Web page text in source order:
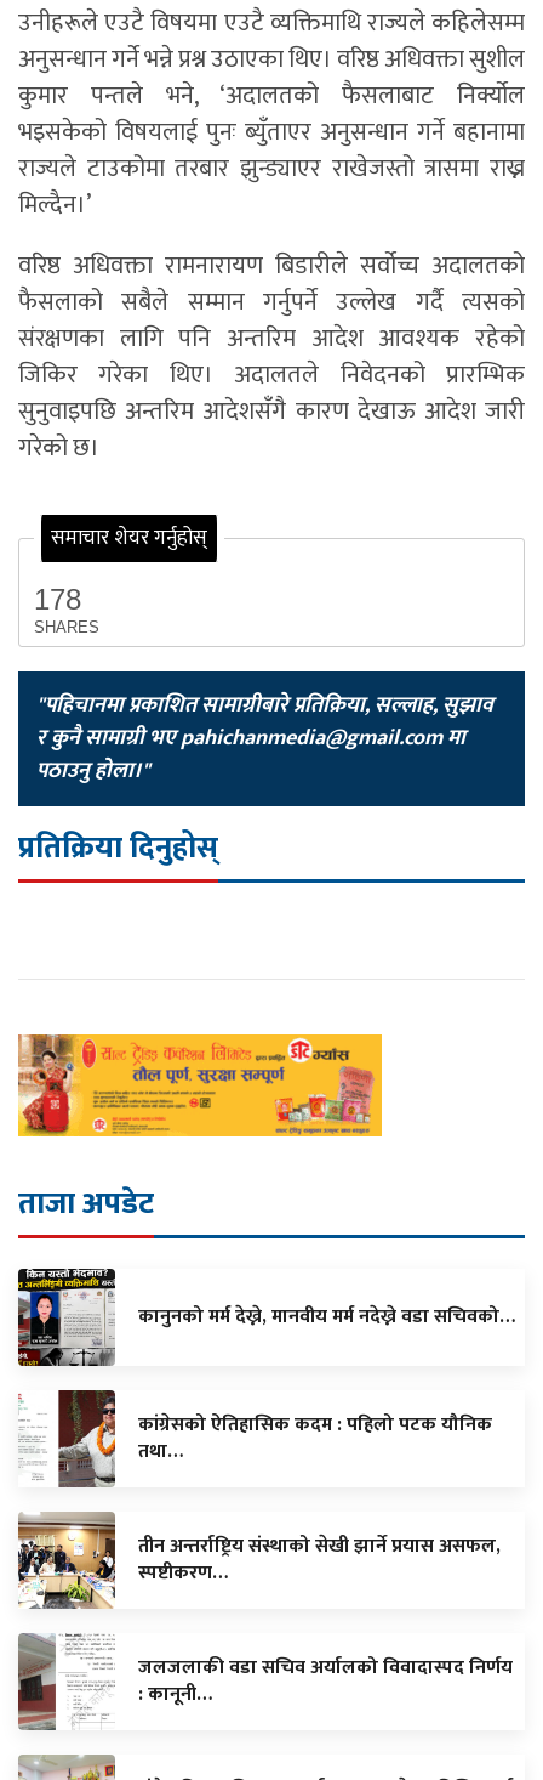
उनीहरूले एउटै विषयमा एउटै व्यक्तिमाथि राज्यले कहिलेसम्म
अनुसन्धान गर्ने भन्ने प्रश्न उठाएका थिए। वरिष्ठ अधिवक्ता सुशील
कुमार पन्तले भने, ‘अदालतको फैसलाबाट निर्क्योल
भइसकेको विषयलाई पुनः ब्युँताएर अनुसन्धान गर्ने बहानामा
राज्यले टाउकोमा तरबार झुन्ड्याएर राखेजस्तो त्रासमा राख्न
मिल्दैन।’
वरिष्ठ अधिवक्ता रामनारायण बिडारीले सर्वोच्च अदालतको
फैसलाको सबैले सम्मान गर्नुपर्ने उल्लेख गर्दै त्यसको
संरक्षणका लागि पनि अन्तरिम आदेश आवश्यक रहेको
जिकिर गरेका थिए। अदालतले निवेदनको प्रारम्भिक
सुनुवाइपछि अन्तरिम आदेशसँगै कारण देखाऊ आदेश जारी
गरेको छ।
समाचार शेयर गर्नुहोस्
178
SHARES
"पहिचानमा प्रकाशित सामाग्रीबारे प्रतिक्रिया, सल्लाह, सुझाव
र कुनै सामाग्री भएpahichanmedia@gmail.comमा
पठाउनु होला।"
प्रतिक्रिया दिनुहोस्
ताजा अपडेट
कानुनको मर्म देख्ने, मानवीय मर्म नदेख्ने वडा सचिवको…
कांग्रेसको ऐतिहासिक कदम : पहिलो पटक यौनिक
तथा…
तीन अन्तर्राष्ट्रिय संस्थाको सेखी झार्ने प्रयास असफल,
स्पष्टीकरण…
जलजलाकी वडा सचिव अर्यालको विवादास्पद निर्णय
: कानूनी…